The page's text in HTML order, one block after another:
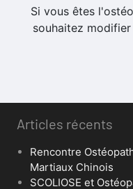
Si vous êtes
souhaitez
Articles récents
Rencontre
Martiaux Chinois
SCOLIOSE et